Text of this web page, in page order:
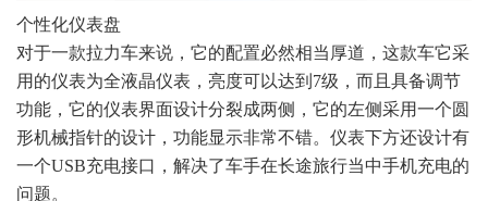
个性化仪表盘
对于一款拉力车来说，它的配置必然相当厚道，这款车它采
用的仪表为全液晶仪表，亮度可以达到7级，而且具备调节
功能，它的仪表界面设计分裂成两侧，它的左侧采用一个圆
形机械指针的设计，功能显示非常不错。仪表下方还设计有
一个USB充电接口，解决了车手在长途旅行当中手机充电的
问题。